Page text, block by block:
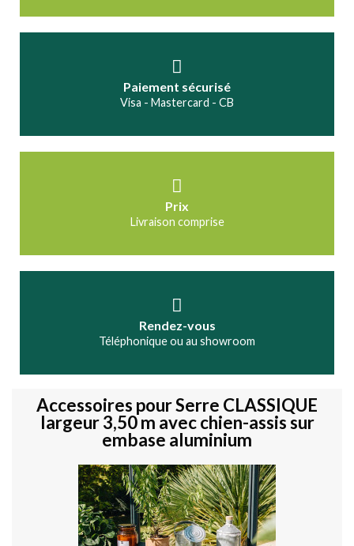
Paiement sécurisé
Visa - Mastercard - CB
Prix
Livraison comprise
Rendez-vous
Téléphonique ou au showroom
Accessoires pour Serre CLASSIQUE
largeur 3,50 m avec chien-assis sur
embase aluminium